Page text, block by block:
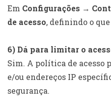
Em Configurações →
de acesso, definindo o
6) Dá para limitar o
Sim. A política de
e/ou endereços IP
segurança.